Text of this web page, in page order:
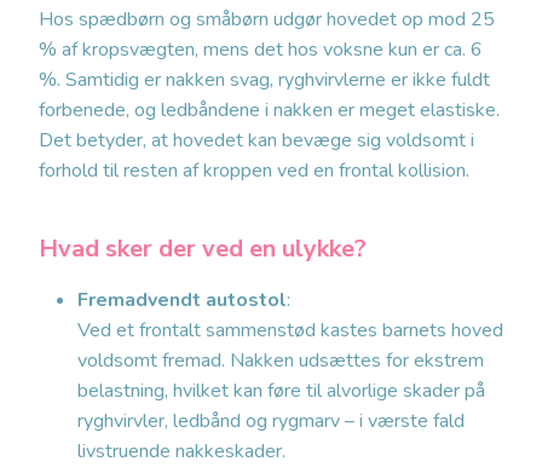
Hos spædbørn og småbørn udgør hovedet op mod 25
% af kropsvægten, mens det hos voksne kun er ca. 6
%. Samtidig er nakken svag, ryghvirvlerne er ikke fuldt
forbenede, og ledbåndene i nakken er meget elastiske.
Det betyder, at hovedet kan bevæge sig voldsomt i
forhold til resten af kroppen ved en frontal kollision.
Hvad sker der ved en ulykke?
Fremadvendt autostol:
Ved et frontalt sammenstød kastes barnets hoved
voldsomt fremad. Nakken udsættes for ekstrem
belastning, hvilket kan føre til alvorlige skader på
ryghvirvler, ledbånd og rygmarv – i værste fald
livstruende nakkeskader.